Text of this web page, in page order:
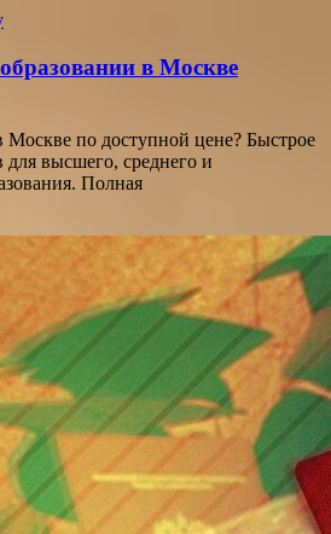
в Москве
по доступной цене? Быстрое
высшего, среднего и
Полная